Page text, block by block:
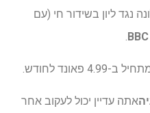
נגד ליון בשידור חי (עם
ב-4.99 פאונד לחודש.
אתה עדיין יכול לעקוב אחר